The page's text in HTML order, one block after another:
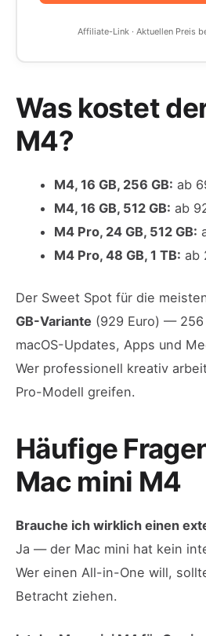
Affiliate-Link · Aktuellen Preis
Was kostet
M4?
M4, 16 GB, 256 GB: ab
M4, 16 GB, 512 GB: ab
M4 Pro, 24 GB, 512 GB:
M4 Pro, 48 GB, 1 TB: ab
Der Sweet Spot für die
GB-Variante (929 Euro) —
macOS-Updates, Apps und
Wer professionell kreativ
Pro-Modell greifen.
Häufige
Mac mini M4
Brauche ich wirklich einen
Ja — der Mac mini hat kein
Wer einen All-in-One will,
Betracht ziehen.